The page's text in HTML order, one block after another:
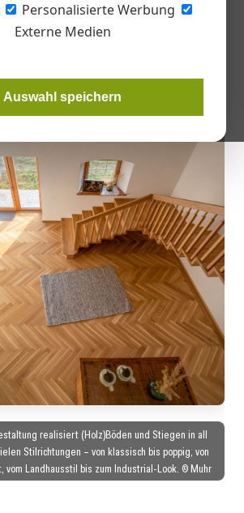
Personalisierte Werbung
Externe Medien
Auswahl speichern
realisiert (Holz)Böden und Stiegen in all
Stilrichtungen – von klassisch bis poppig, von
Landhausstil bis zum Industrial-Look. © Muhr